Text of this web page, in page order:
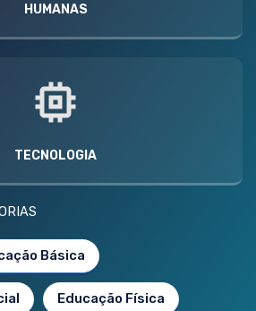
HUMANAS
TECNOLOGIA
Básica
Educação Física